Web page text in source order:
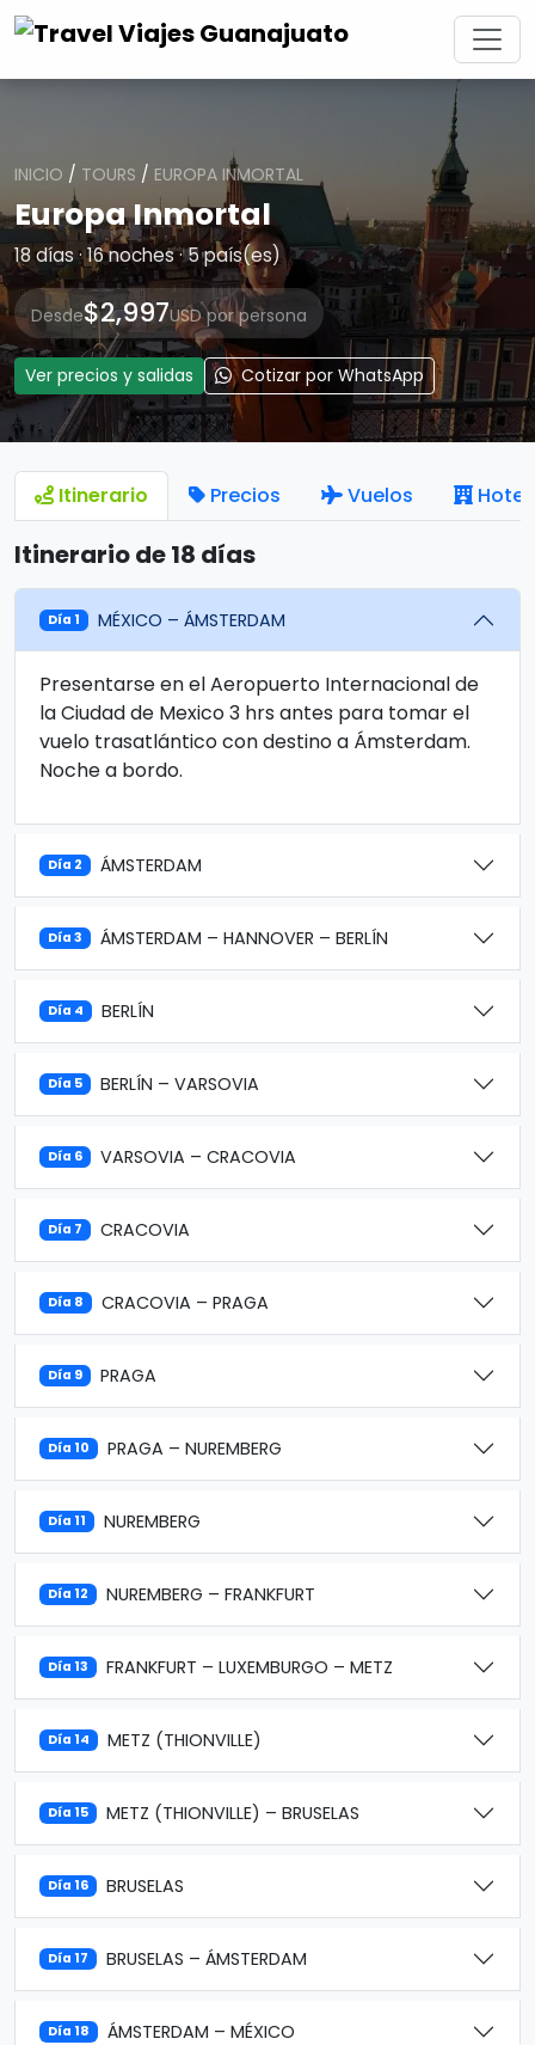
INICIO / TOURS / EUROPA INMORTAL
Europa Inmortal
18 días · 16 noches · 5 país(es)
Desde$2,997USD por persona
Ver precios y salidas Cotizar por WhatsApp
Itinerario Precios Vuelos
Itinerario de 18 días
Día 1 MÉXICO – ÁMSTERDAM
Presentarse en el Aeropuerto Internacional de
la Ciudad de Mexico 3 hrs antes para tomar el
vuelo trasatlántico con destino a Ámsterdam.
Noche a bordo.
Día 2 ÁMSTERDAM
Día 3 ÁMSTERDAM – HANNOVER – BERLÍN
Día 4 BERLÍN
Día 5 BERLÍN – VARSOVIA
Día 6 VARSOVIA – CRACOVIA
Día 7 CRACOVIA
Día 8 CRACOVIA – PRAGA
Día 9 PRAGA
Día 10 PRAGA – NUREMBERG
Día 11 NUREMBERG
Día 12 NUREMBERG – FRANKFURT
Día 13 FRANKFURT – LUXEMBURGO – METZ
Día 14 METZ (THIONVILLE)
Día 15 METZ (THIONVILLE) – BRUSELAS
Día 16 BRUSELAS
Día 17 BRUSELAS – ÁMSTERDAM
Día 18 ÁMSTERDAM – MÉXICO